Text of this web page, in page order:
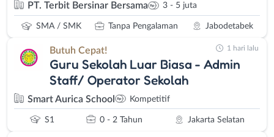
PT. Terbit Bersinar Bersama 3 - 5 juta
SMA / SMK Tanpa Pengalaman Jabodetabek
Butuh Cepat!
Guru Sekolah Luar Biasa - Admin
Staff/ Operator Sekolah
Smart Aurica School Kompetitif
S1 0 - 2 Tahun Jakarta Selatan
1 hari lalu